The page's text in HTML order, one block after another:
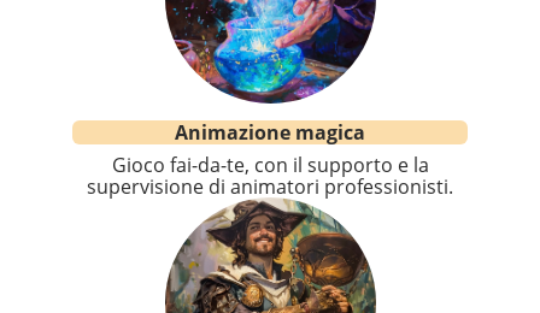
Animazione magica
Gioco fai-da-te, con il supporto e la
supervisione di animatori professionisti.